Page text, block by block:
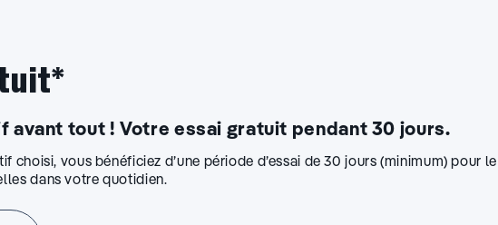
avant tout ! Votre essai gratuit pendant 30 jours.
choisi, vous bénéficiez d’une période d’essai de 30 jours (minimum) pour le
dans votre quotidien.